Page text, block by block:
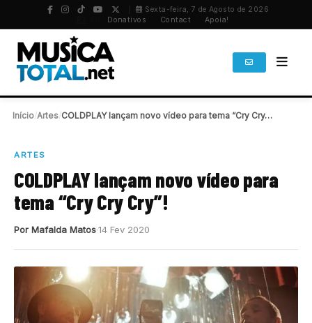
Sexta-feira, 7 de Agosto de 2026
Donativos Contact Apoia!
Início Artes COLDPLAY lançam novo vídeo para tema “Cry Cry…
ARTES
COLDPLAY lançam novo vídeo para
tema “Cry Cry Cry”!
Por Mafalda Matos14 Fev 2020